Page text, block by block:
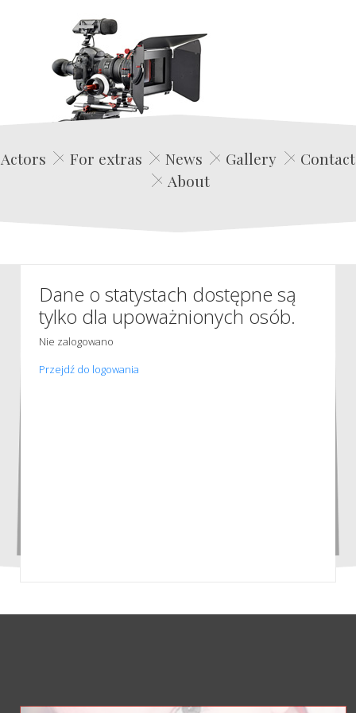
Edwin Film Agencja Aktorska
Actors For extras News Gallery
Contact
About
Dane o statystach dostępne są
tylko dla upoważnionych osób.
Nie zalogowano
Przejdź do logowania